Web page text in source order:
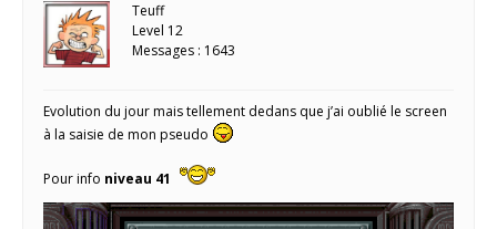
Teuff
Level 12
Messages : 1643
Evolution du jour mais tellement dedans que j’ai oublié le screen
à la saisie de mon pseudo
Pour info niveau 41